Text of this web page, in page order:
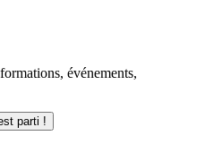
événements,
parti !